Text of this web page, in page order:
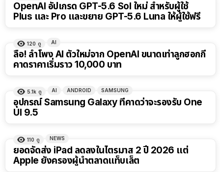
OpenAI อัปเกรด GPT-5.6 Sol ใหม่ สำหรับผู้ใช้
Plus และ Pro และขยาย GPT-5.6 Luna ให้ผู้ใช้ฟรี
120 ดู AI
ลือ! ลำโพง AI ตัวใหม่จาก OpenAI ขนาดเท่าลูกฮอกกี้
คาดราคาเริ่มราว 10,000 บาท
5.1k ดู AI ANDROID SAMSUNG
อุปกรณ์ Samsung Galaxy ที่คาดว่าจะรองรับ One
UI 9.5
110 ดู NEWS
ยอดจัดส่ง iPad ลดลงในไตรมาส 2 ปี 2026 แต่
Apple ยังครองผู้นำตลาดแท็บเล็ต